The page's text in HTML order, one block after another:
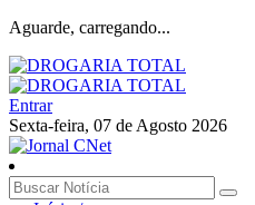
Aguarde, carregando...
Entrar
Sexta-feira, 07 de Agosto 2026